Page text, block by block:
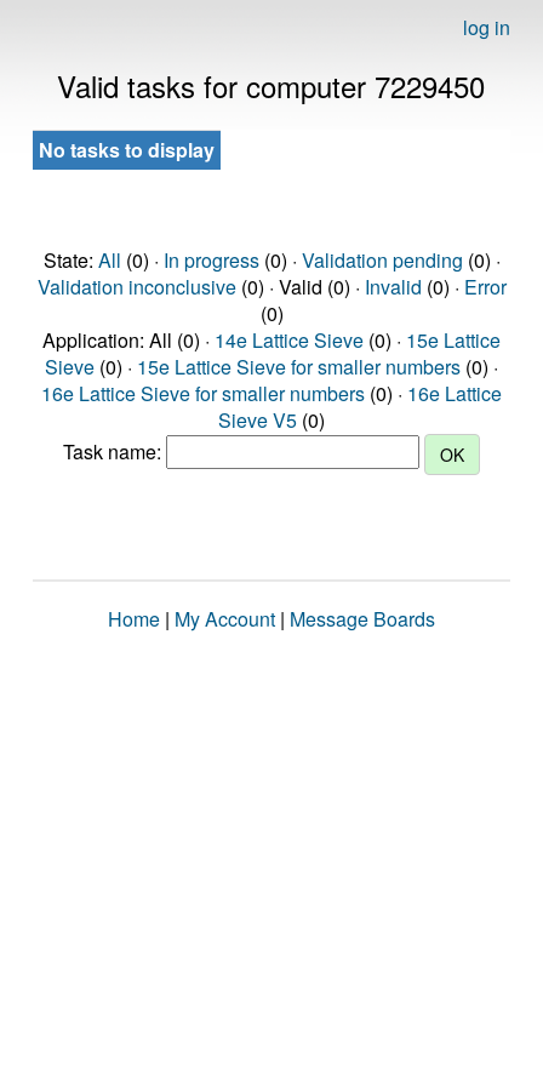
log in
Valid tasks for computer 7229450
No tasks to display
State: All (0) · In progress(0) · Validation pending (0) ·
Validation inconclusive(0) · Valid (0) · Invalid (0) · Error
(0)
Application: All (0) · 14e Lattice Sieve (0) · 15e Lattice
Sieve (0) · 15e Lattice Sieve for smaller numbers (0) ·
16e Lattice Sieve for smaller numbers (0) · 16e Lattice
Sieve V5 (0)
Task name:
Home | My Account | Message Boards